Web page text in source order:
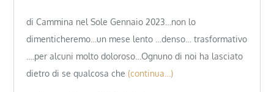
di Cammina nel Sole Gennaio 2023…non lo
dimenticheremo…un mese lento …denso… trasformativo
….per alcuni molto doloroso…Ognuno di noi ha lasciato
dietro di se qualcosa che (continua…)